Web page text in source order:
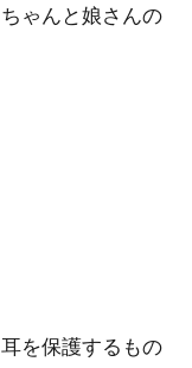
ゃんと娘さんの
を保護するもの